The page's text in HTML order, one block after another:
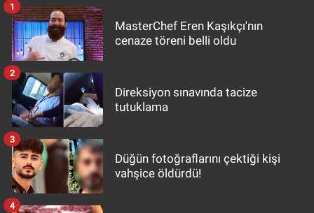
MasterChef Eren Kaşıkçı'nın
cenaze töreni belli oldu
1
Direksiyon sınavında tacize
tutuklama
2
Düğün fotoğraflarını çektiği kişi
vahşice öldürdü!
3
4